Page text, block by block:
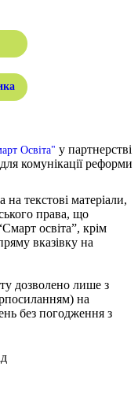
Освіта" у партнерстві
комунікації реформи
текстові матеріали,
права, що
освіта”, крім
вказівку на
дозволено лише з
на
без погодження з